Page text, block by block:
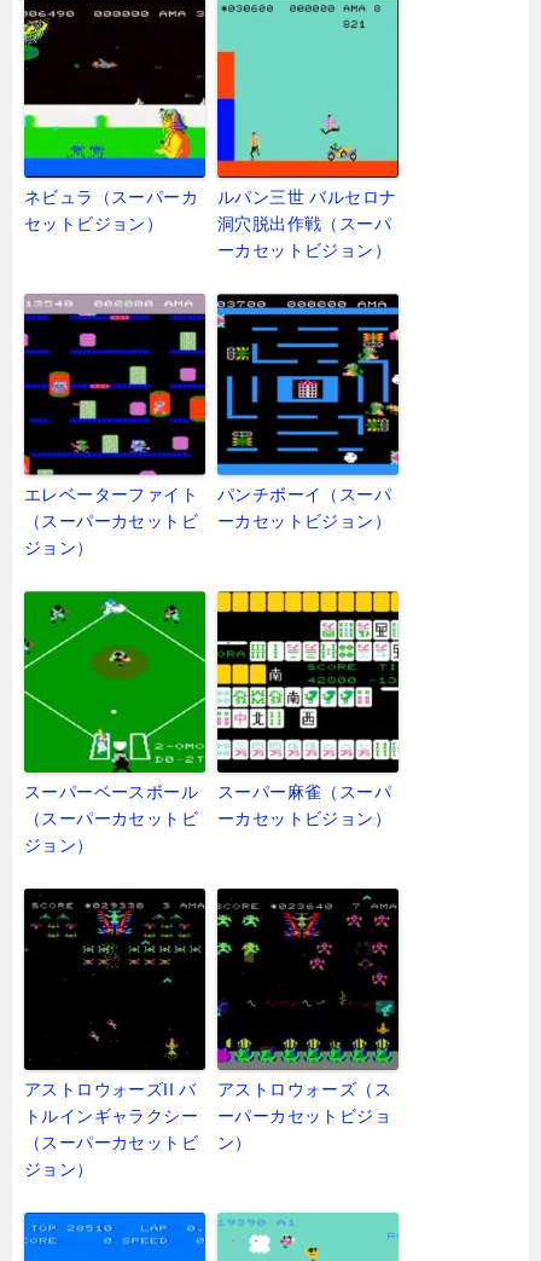
ネビュラ（スーパーカ
セットビジョン）
ルパン三世 バルセロナ
洞穴脱出作戦（スーパ
ーカセットビジョン）
エレベーターファイト
（スーパーカセットビ
ジョン）
パンチボーイ（スーパ
ーカセットビジョン）
スーパーベースボール
（スーパーカセットビ
ジョン）
スーパー麻雀（スーパ
ーカセットビジョン）
アストロウォーズII バ
トルインギャラクシー
（スーパーカセットビ
ジョン）
アストロウォーズ（ス
ーパーカセットビジョ
ン）